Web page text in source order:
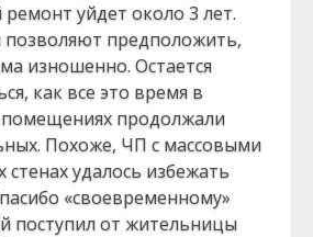
уйдет около 3 лет.
позволяют предположить,
изношенно. Остается
как все это время в
продолжали
Похоже, ЧП с массовыми
удалось избежать
«своевременному»
поступил от жительницы